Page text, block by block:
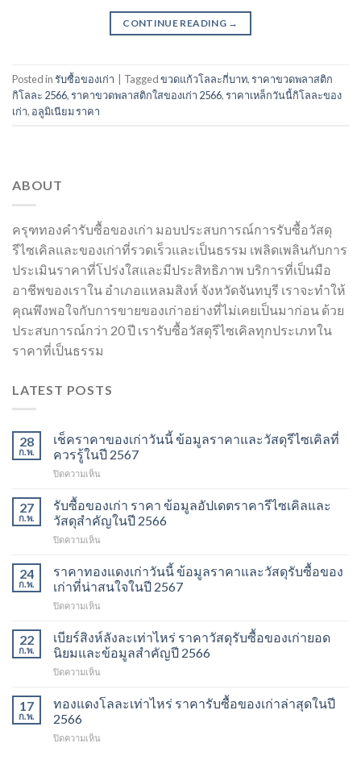
CONTINUE READING →
Posted inรับซื้อของเก่า Taggedขวดแก้วโลละกี่บาท,ราคาขวดพลาสติก
กิโลละ 2566,ราคาขวดพลาสติกใสของเก่า 2566,ราคาเหล็กวันนี้กิโลละของ
เก่า, อลูมิเนียม ราคา
ABOUT
ครุฑทองคำรับซื้อของเก่า มอบประสบการณ์การรับซื้อวัสดุ
รีไซเคิลและของเก่าที่รวดเร็วและเป็นธรรม เพลิดเพลินกับการ
ประเมินราคาที่โปร่งใสและมีประสิทธิภาพ บริการที่เป็นมือ
อาชีพของเราใน อำเภอแหลมสิงห์ จังหวัดจันทบุรี เราจะทำให้
คุณพึงพอใจกับการขายของเก่าอย่างที่ไม่เคยเป็นมาก่อน ด้วย
ประสบการณ์กว่า 20 ปี เรารับซื้อวัสดุรีไซเคิลทุกประเภทใน
ราคาที่เป็นธรรม
LATEST POSTS
28
ก.พ.
เช็คราคาของเก่าวันนี้ ข้อมูลราคาและวัสดุรีไซเคิลที่
ควรรู้ในปี 2567
ปิดความเห็น
ราคา
ของ
เก่า
วัน
ข้อมูล
ราคา
วัสดุ
ที่
ควร
27
ก.พ.
รับซื้อของเก่า ราคา ข้อมูลอัปเดตราคารีไซเคิลและ
วัสดุสำคัญในปี 2566
ปิดความเห็น
ของ
เก่า
ราคา
อัปเดต
ราคา
รีไซเคิล
และ
สำคัญ
24
ก.พ.
ราคาทองแดงเก่าวันนี้ ข้อมูลราคาและวัสดุรับซื้อของ
เก่าที่น่าสนใจในปี 2567
ปิดความเห็น
ทองแดง
เก่า
วัน
นี้
ราคา
รับ
22
ก.พ.
เบียร์สิงห์ลังละเท่าไหร่ ราคาวัสดุรับซื้อของเก่ายอด
นิยมและข้อมูลสำคัญปี 2566
ปิดความเห็น
สิงห์
เท่า
17
ก.พ.
ทองแดงโลละเท่าไหร่ ราคารับซื้อของเก่าล่าสุดในปี
2566
ปิดความเห็น